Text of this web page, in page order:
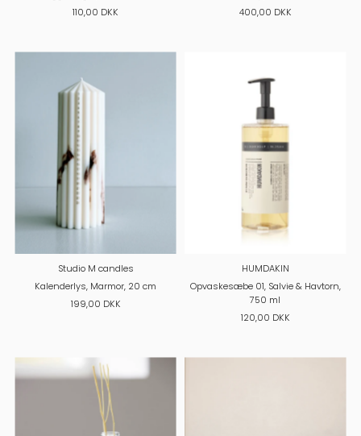
110,00 DKK
400,00 DKK
Studio M candles
Kalenderlys, Marmor, 20 cm
199,00 DKK
HUMDAKIN
Opvaskesæbe 01, Salvie & Havtorn,
750 ml
120,00 DKK